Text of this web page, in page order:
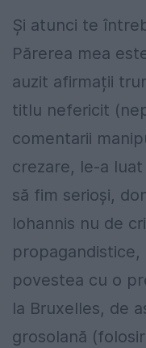
Și atunci te
Părerea mea
auzit afirmații
titlu nefericit
comentarii
crezare, le-a
să fim serioși,
Iohannis nu de
propagandistice,
povestea cu o
la Bruxelles, de
grosolană